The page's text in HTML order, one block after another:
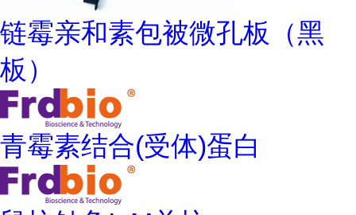
链霉亲和素包被微孔板（黑
板）
青霉素结合(受体)蛋白